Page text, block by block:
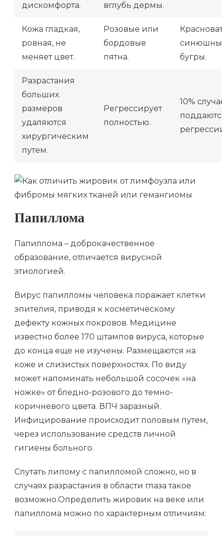
дискомфорта.
вглубь дермы.
Кожа гладкая,
ровная, не
меняет цвет.
Розовые или
бордовые
пятна.
бугры.
Разрастания
больших
размеров
удаляются
хирургическим
путем.
Регрессирует
полностью.
10%
Папиллома
Папиллома – доброкачественное
образование, отличается вирусной
этиологией.
Вирус папилломы человека поражает клетки
эпителия, приводя к косметическому
дефекту кожных покровов. Медицине
известно более 170 штампов вируса, которые
до конца еще не изучены. Размещаются на
коже и слизистых поверхностях. По виду
может напоминать небольшой сосочек «на
ножке» от бледно-розового до темно-
коричневого цвета. ВПЧ заразный.
Инфицирование происходит половым путем,
через использование средств личной
гигиены больного.
Спутать липому с папилломой сложно, но в
случаях разрастания в области глаза такое
возможно.Определить жировик на веке или
папиллома можно по характерным отличиям: